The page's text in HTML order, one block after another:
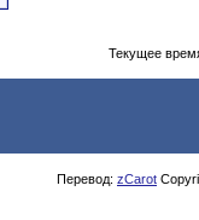
Текущее
Перевод: zCarot